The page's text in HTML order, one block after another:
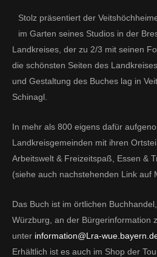
Stolz präsentiert der
im Garten seines Studios in der
Landkreises, der zu 2/3 mit seinen
die schönsten Seiten des
und Gestaltung des Buches lag in
Schinagl.
In mehr als 800 eigens dafür
Landkreisgemeinden mit ihren
Arbeitswelt & Freizeitspaß, Essen &
(siehe auch nachstehenden Link auf
Das Buch ist im örtlichen
Würzburg, an der Bürgerinformation
unter information@Lra-
Erhältlich ist es auch im Shop der